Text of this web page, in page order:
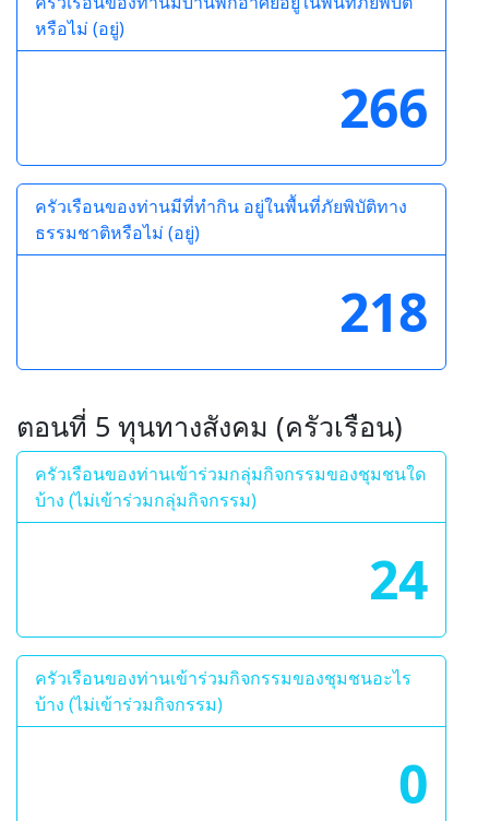
หรือไม่ (อยู่)
266
ครัวเรือนของท่านมีที่ทำกิน อยู่ในพื้นที่ภัยพิบัติทาง
ธรรมชาติหรือไม่ (อยู่)
218
ตอนที่ 5 ทุนทางสังคม (ครัวเรือน)
ครัวเรือนของท่านเข้าร่วมกลุ่มกิจกรรมของชุมชนใด
บ้าง (ไม่เข้าร่วมกลุ่มกิจกรรม)
24
ครัวเรือนของท่านเข้าร่วมกิจกรรมของชุมชนอะไร
บ้าง (ไม่เข้าร่วมกิจกรรม)
0